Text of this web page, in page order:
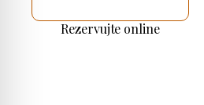
Rezervujte online